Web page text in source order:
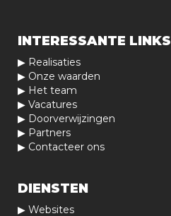
INTERESSANTE LINKS
▶ Realisaties
▶ Onze waarden
▶ Het team
▶ Vacatures
▶ Doorverwijzingen
▶ Partners
▶ Contacteer ons
DIENSTEN
▶ Websites